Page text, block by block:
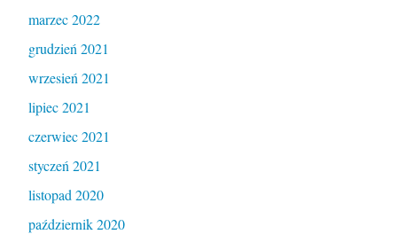
marzec 2022
grudzień 2021
wrzesień 2021
lipiec 2021
czerwiec 2021
styczeń 2021
listopad 2020
październik 2020